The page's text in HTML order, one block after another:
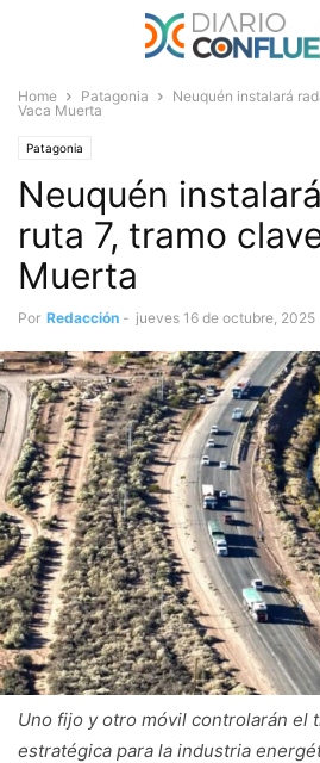
Home Patagonia
Neuquén instalará
Vaca Muerta
Patagonia
Neuquén
ruta 7, tramo
Muerta
Por Redacción - jueves 16 de octubre, 2025
Uno fijo y otro móvil controlarán el
estratégica para la industria